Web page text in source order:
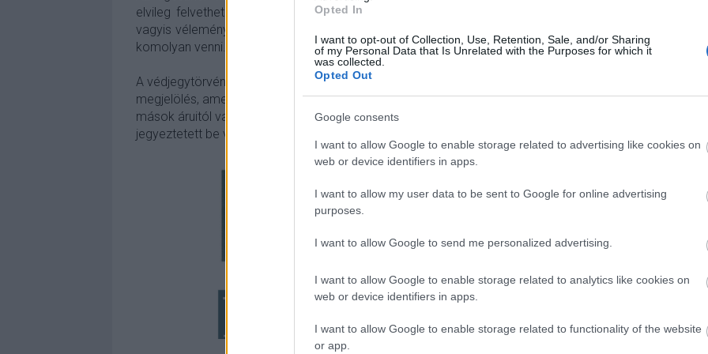
Opted In
I want to opt-out of Collection, Use, Retention, Sale, and/or Sharing
of my Personal Data that Is Unrelated with the Purposes for which it
was collected.
Opted Out
Google consents
I want to allow Google to enable storage related to advertising like cookies on
web or device identifiers in apps.
I want to allow my user data to be sent to Google for online advertising
purposes.
I want to allow Google to send me personalized advertising.
I want to allow Google to enable storage related to analytics like cookies on
web or device identifiers in apps.
I want to allow Google to enable storage related to functionality of the website
or app.
elvileg felvethet ne jogi aggályokat.Már ha nem üvöltene róla, hogy ez egy politikai szatíra,
vagyis véleménynyilvánítás. De próbáljuk meg a kormányszócső fenyegetőzését egy pillanatra
komolyan venni.
A védjegytörvény szerint „védjegyoltalomban részesülhet minden grafikailag ábrázolható
megjelölés, amely alkalmas arra, hogy valamely árut vagy szolgáltatást megkülönböztessen
mások áruitól vagy szolgáltatásaitól”. És ebbe akár bele is lehetne kapaszkodni. Nézzük, mit
jegyeztetett be védjegyként a Magyar Idők, s mit nem a kétfarkú párt.